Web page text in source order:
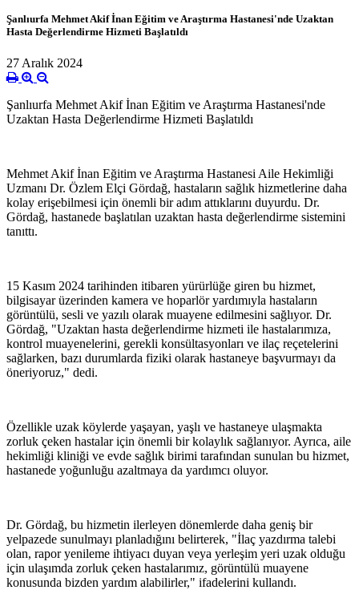
Şanlıurfa Mehmet Akif İnan Eğitim ve Araştırma Hastanesi'nde Uzaktan
Hasta Değerlendirme Hizmeti Başlatıldı
27 Aralık 2024
Şanlıurfa Mehmet Akif İnan Eğitim ve Araştırma Hastanesi'nde
Uzaktan Hasta Değerlendirme Hizmeti Başlatıldı
Mehmet Akif İnan Eğitim ve Araştırma Hastanesi Aile Hekimliği
Uzmanı Dr. Özlem Elçi Gördağ, hastaların sağlık hizmetlerine daha
kolay erişebilmesi için önemli bir adım attıklarını duyurdu. Dr.
Gördağ, hastanede başlatılan uzaktan hasta değerlendirme sistemini
tanıttı.
15 Kasım 2024 tarihinden itibaren yürürlüğe giren bu hizmet,
bilgisayar üzerinden kamera ve hoparlör yardımıyla hastaların
görüntülü, sesli ve yazılı olarak muayene edilmesini sağlıyor. Dr.
Gördağ, "Uzaktan hasta değerlendirme hizmeti ile hastalarımıza,
kontrol muayenelerini, gerekli konsültasyonları ve ilaç reçetelerini
sağlarken, bazı durumlarda fiziki olarak hastaneye başvurmayı da
öneriyoruz," dedi.
Özellikle uzak köylerde yaşayan, yaşlı ve hastaneye ulaşmakta
zorluk çeken hastalar için önemli bir kolaylık sağlanıyor. Ayrıca, aile
hekimliği kliniği ve evde sağlık birimi tarafından sunulan bu hizmet,
hastanede yoğunluğu azaltmaya da yardımcı oluyor.
Dr. Gördağ, bu hizmetin ilerleyen dönemlerde daha geniş bir
yelpazede sunulmayı planladığını belirterek, "İlaç yazdırma talebi
olan, rapor yenileme ihtiyacı duyan veya yerleşim yeri uzak olduğu
için ulaşımda zorluk çeken hastalarımız, görüntülü muayene
konusunda bizden yardım alabilirler," ifadelerini kullandı.